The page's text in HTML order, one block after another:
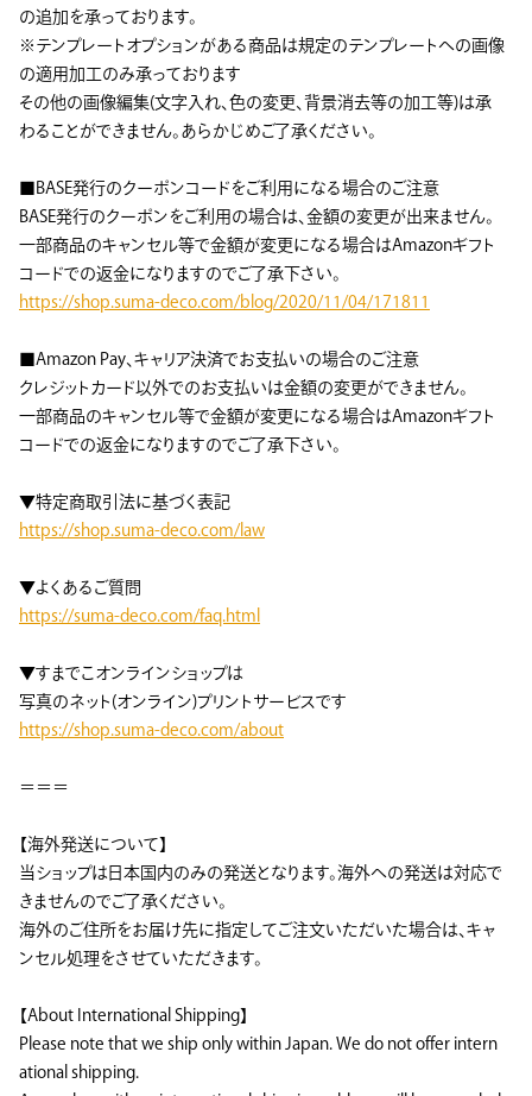
の追加を承っております。
※テンプレートオプションがある商品は規定のテンプレートへの画像
の適用加工のみ承っております
その他の画像編集(文字入れ、色の変更、背景消去等の加工等)は承
わることができません。あらかじめご了承ください。
■BASE発行のクーポンコードをご利用になる場合のご注意
BASE発行のクーポンをご利用の場合は、金額の変更が出来ません。
一部商品のキャンセル等で金額が変更になる場合はAmazonギフト
コードでの返金になりますのでご了承下さい。
https://shop.suma-deco.com/blog/2020/11/04/171811
■Amazon Pay、キャリア決済でお支払いの場合のご注意
クレジットカード以外でのお支払いは金額の変更ができません。
一部商品のキャンセル等で金額が変更になる場合はAmazonギフト
コードでの返金になりますのでご了承下さい。
▼特定商取引法に基づく表記
https://shop.suma-deco.com/law
▼よくあるご質問
https://suma-deco.com/faq.html
▼すまでこオンラインショップは
写真のネット(オンライン)プリントサービスです
https://shop.suma-deco.com/about
＝＝＝
【海外発送について】
当ショップは日本国内のみの発送となります。海外への発送は対応で
きませんのでご了承ください。
海外のご住所をお届け先に指定してご注文いただいた場合は、キャ
ンセル処理をさせていただきます。
【About International Shipping】
Please note that we ship only within Japan. We do not offer intern
ational shipping.